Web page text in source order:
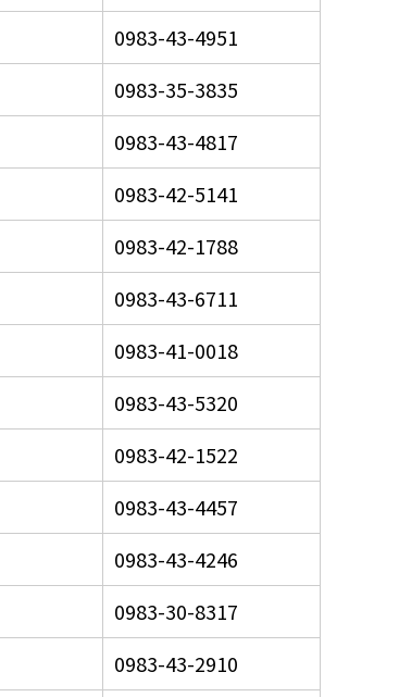
0983-43-4951
0983-35-3835
0983-43-4817
0983-42-5141
0983-42-1788
0983-43-6711
0983-41-0018
0983-43-5320
0983-42-1522
0983-43-4457
0983-43-4246
0983-30-8317
0983-43-2910